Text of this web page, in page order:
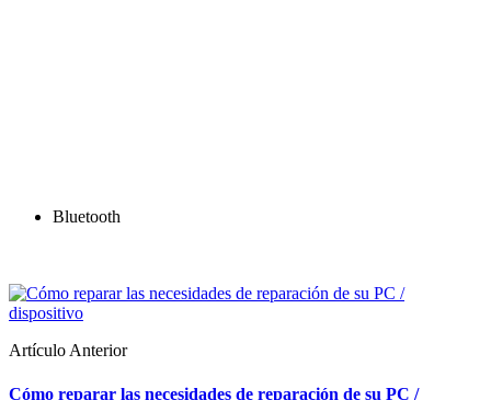
Bluetooth
Artículo Anterior
Cómo reparar las necesidades de reparación de su PC /